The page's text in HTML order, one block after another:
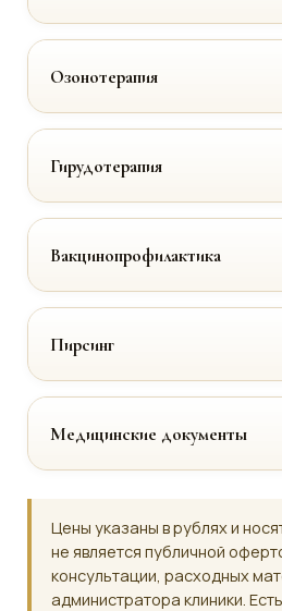
Озонотерапия
Гирудотерапия
Вакцинопрофилактика
Пирсинг
Медицинские документы
Цены указаны в рублях и
не является публичной
консультации, расходных
администратора клиники.